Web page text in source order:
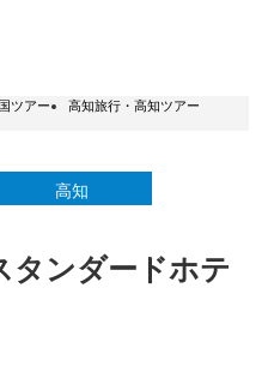
デスク！
ツアー 高知旅行・高知ツアー
高知
タンダードホテ